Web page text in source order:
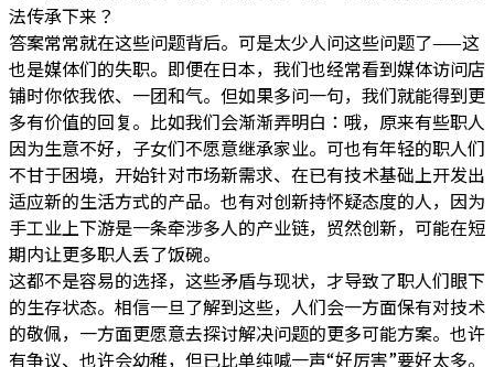
法传承下来？
答案常常就在这些问题背后。可是太少人问这些问题了——这
也是媒体们的失职。即便在日本，我们也经常看到媒体访问店
铺时你侬我侬、一团和气。但如果多问一句，我们就能得到更
多有价值的回复。比如我们会渐渐弄明白：哦，原来有些职人
因为生意不好，子女们不愿意继承家业。可也有年轻的职人们
不甘于困境，开始针对市场新需求、在已有技术基础上开发出
适应新的生活方式的产品。也有对创新持怀疑态度的人，因为
手工业上下游是一条牵涉多人的产业链，贸然创新，可能在短
期内让更多职人丢了饭碗。
这都不是容易的选择，这些矛盾与现状，才导致了职人们眼下
的生存状态。相信一旦了解到这些，人们会一方面保有对技术
的敬佩，一方面更愿意去探讨解决问题的更多可能方案。也许
有争议、也许会幼稚，但已比单纯喊一声“好厉害”要好太多。